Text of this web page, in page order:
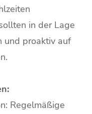
in der Lage
und proaktiv auf
Regelmäßige